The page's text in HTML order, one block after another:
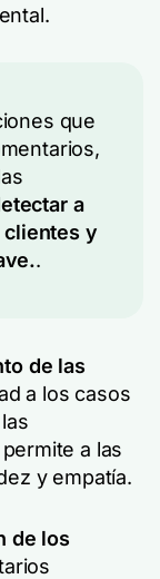
que
a
clientes y
.
de las
a los casos
a las
y empatía.
de los